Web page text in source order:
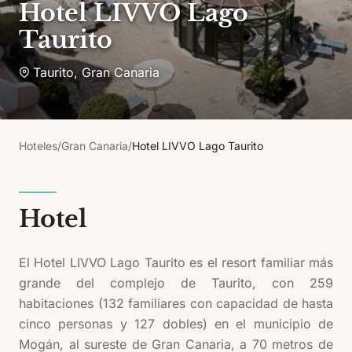
Hotel LIVVO Lago
Taurito
Taurito, Gran Canaria
Hoteles/Gran Canaria/Hotel LIVVO Lago Taurito
Hotel
El Hotel LIVVO Lago Taurito es el resort familiar más
grande del complejo de Taurito, con 259
habitaciones (132 familiares con capacidad de hasta
cinco personas y 127 dobles) en el municipio de
Mogán, al sureste de Gran Canaria, a 70 metros de